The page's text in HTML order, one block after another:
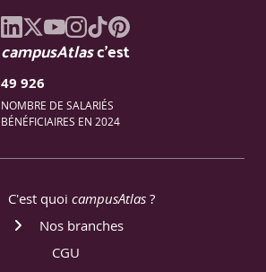
campusAtlasc'est
49 926
NOMBRE DE SALARIÉS
BÉNÉFICIAIRES EN 2024
C'est quoi campusAtlas ?
Nos branches
CGU